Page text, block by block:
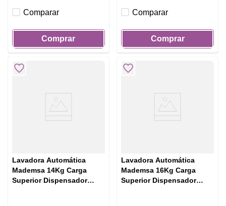
Comparar
Comprar
Comparar
Comprar
Lavadora Automática
Mademsa 14Kg Carga
Superior Dispensador
Lavadora Automática
Mademsa 16Kg Carga
Superior Dispensador